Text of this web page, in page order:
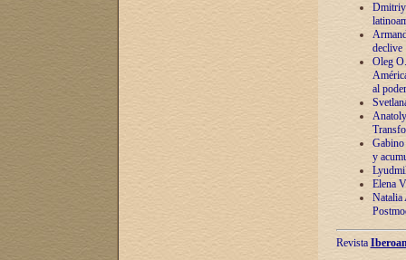
Dmitriy
declive
Oleg
al poder
y
Elena
Natalia
Revista